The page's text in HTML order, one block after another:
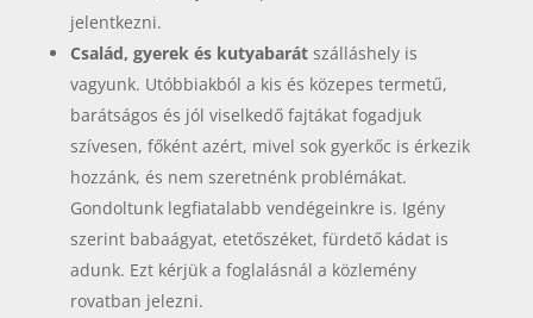
jelentkezni.
Család, gyerek és kutyabarátszálláshely is
vagyunk. Utóbbiakból a kis és közepes termetű,
barátságos és jól viselkedő fajtákat fogadjuk
szívesen, főként azért, mivel sok gyerkőc is érkezik
hozzánk, és nem szeretnénk problémákat.
Gondoltunk legfiatalabb vendégeinkre is. Igény
szerint babaágyat, etetőszéket, fürdető kádat is
adunk. Ezt kérjük a foglalásnál a közlemény
rovatban jelezni.